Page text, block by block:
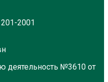
2001
деятельность №3610 от